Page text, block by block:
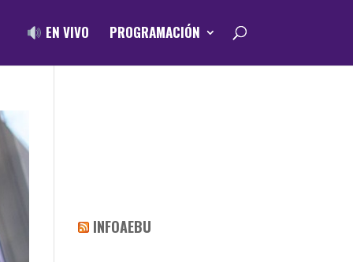
EN VIVO PROGRAMACIÓN
INFOAEBU